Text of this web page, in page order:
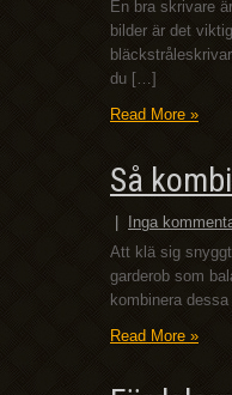
En bra skrivare
bilder är det
du […]
Read More »
Så
Inga
Att klä sig
garderob som
kombinera
Read More »